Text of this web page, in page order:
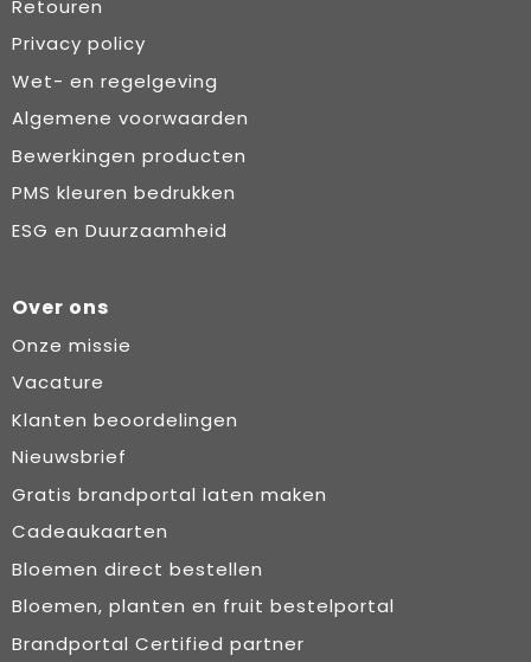
Retouren
Privacy policy
Wet- en regelgeving
Algemene voorwaarden
Bewerkingen producten
PMS kleuren bedrukken
ESG en Duurzaamheid
Over ons
Onze missie
Vacature
Klanten beoordelingen
Nieuwsbrief
Gratis brandportal laten maken
Cadeaukaarten
Bloemen direct bestellen
Bloemen, planten en fruit bestelportal
Brandportal Certified partner